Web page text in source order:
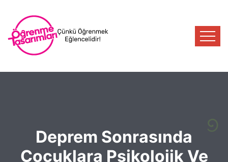
Deprem Sonrasında
Çocuklara Psikolojik Ve